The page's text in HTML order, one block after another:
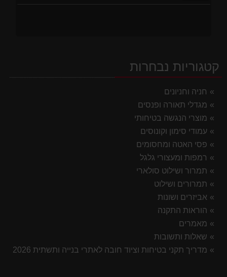
קטגוריות נבחרות
חניה וחניונים
מגדלי תאורה ופנסים
מוצרי הנגשה בטיחותי
עמודי סימון וקונוסים
פסי האטה ומחסומים
רמפות ומעצורי גלגל
תמרור ושילוט סולארי
תמרורים ושילוט
אביזרים ושונות
הוראות התקנה
מאמרים
שאלות ותשובות
מדריך תקני בטיחות וציוד חובה לאתרי בנייה ותשתית 2026